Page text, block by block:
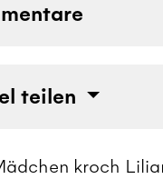
teilen
kroch